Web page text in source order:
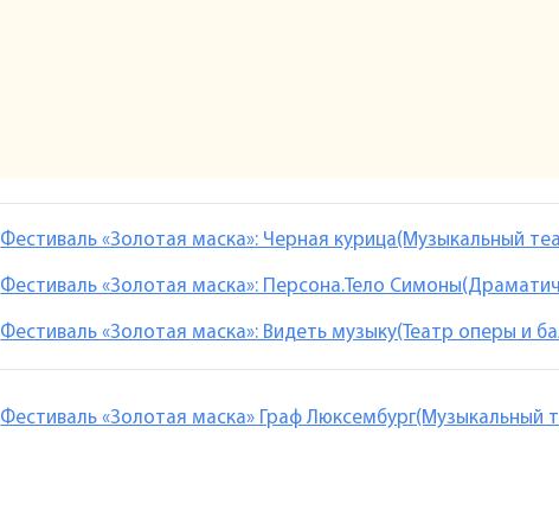
Фестиваль «Золотая маска»: Черная курица(Музыкальный
Фестиваль «Золотая маска»: Персона.Тело
Фестиваль «Золотая маска»: Видеть музыку(Театр оперы и
Фестиваль «Золотая маска» Граф Люксембург(Музыкальный